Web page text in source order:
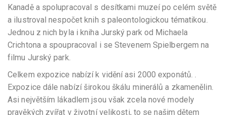
Kanadě a spolupracoval s desítkami muzeí po celém světě
a ilustroval nespočet knih s paleontologickou tématikou.
Jednou z nich byla i kniha Jurský park od Michaela
Crichtona a spoupracoval i se Stevenem Spielbergem na
filmu Jurský park.
Celkem expozice nabízí k vidění asi 2000 exponátů. .
Expozice dále nabízí širokou škálu minerálů a zkamenělin.
Asi největším lákadlem jsou však zcela nové modely
pravěkých zvířat v životní velikosti, to se našim dětem